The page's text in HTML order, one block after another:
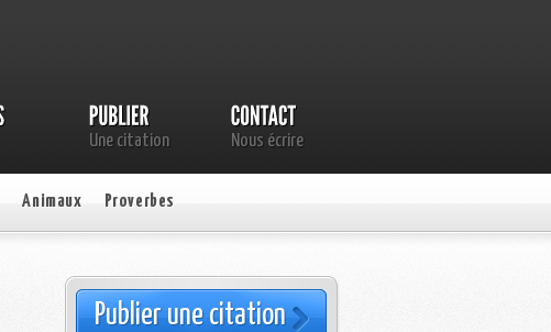
Une citation Nous écrire
Animaux Proverbes
Publier une citation